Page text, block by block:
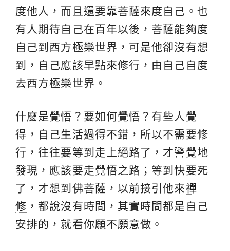
度他人，而且還要靠菩薩來度自己。也
有人期待自己在百年以後，菩薩能夠度
自己到西方極樂世界，可是他卻沒有想
到，自己應該早點來修行，由自己自度
去西方極樂世界。
什麼是覺悟？要如何覺悟？有些人覺
得，自己生活過得不錯，所以不需要修
行，往往要等到走上絕路了，才警覺地
發現，應該要走覺悟之路；等到快要死
了，才想到佛菩薩，以前接引他來禪
修 ，都說沒有時間，其實時間都是自己
安排的，就看你願不願意做。